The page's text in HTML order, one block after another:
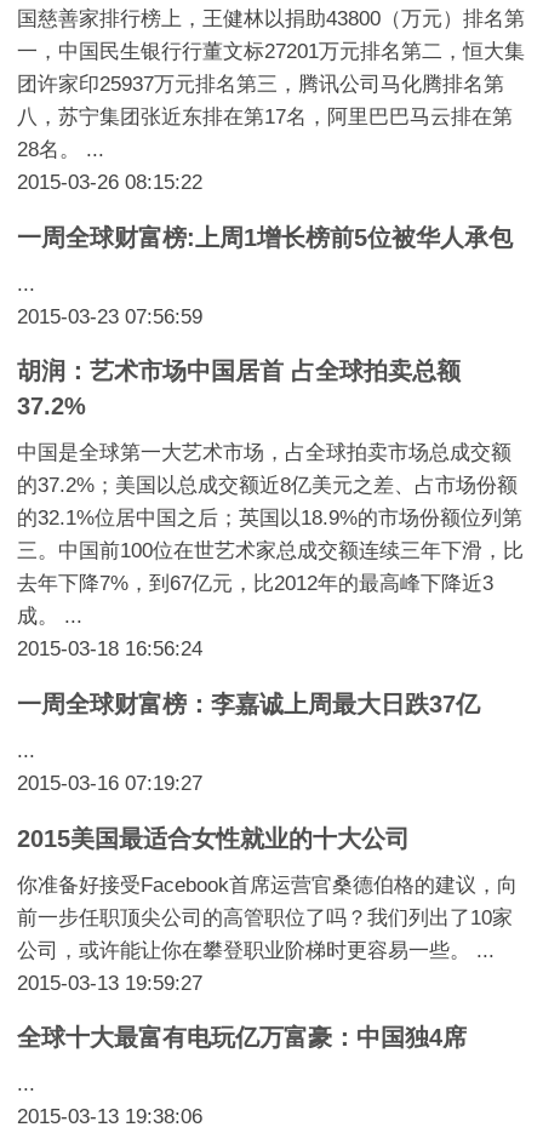
国慈善家排行榜上，王健林以捐助43800（万元）排名第
一，中国民生银行行董文标27201万元排名第二，恒大集
团许家印25937万元排名第三，腾讯公司马化腾排名第
八，苏宁集团张近东排在第17名，阿里巴巴马云排在第
28名。 ...
2015-03-26 08:15:22
一周全球财富榜:上周1增长榜前5位被华人承包
...
2015-03-23 07:56:59
胡润：艺术市场中国居首 占全球拍卖总额
37.2%
中国是全球第一大艺术市场，占全球拍卖市场总成交额
的37.2%；美国以总成交额近8亿美元之差、占市场份额
的32.1%位居中国之后；英国以18.9%的市场份额位列第
三。中国前100位在世艺术家总成交额连续三年下滑，比
去年下降7%，到67亿元，比2012年的最高峰下降近3
成。 ...
2015-03-18 16:56:24
一周全球财富榜：李嘉诚上周最大日跌37亿
...
2015-03-16 07:19:27
2015美国最适合女性就业的十大公司
你准备好接受Facebook首席运营官桑德伯格的建议，向
前一步任职顶尖公司的高管职位了吗？我们列出了10家
公司，或许能让你在攀登职业阶梯时更容易一些。 ...
2015-03-13 19:59:27
全球十大最富有电玩亿万富豪：中国独4席
...
2015-03-13 19:38:06